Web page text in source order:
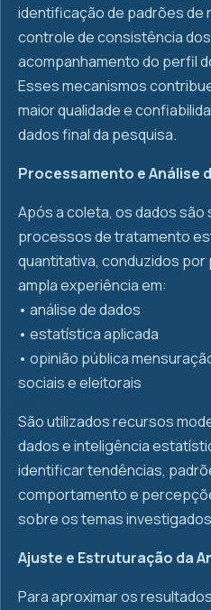
identificação de padrões de
controle de consistência
acompanhamento do perfil
Esses mecanismos
maior qualidade e
dados final da pesquisa.
Processamento e Análise
Após a coleta, os dados são
processos de tratamento
quantitativa, conduzidos
ampla experiência em:
•⁠ ⁠análise de dados
•⁠ ⁠⁠estatística aplicada
•⁠ ⁠⁠opinião pública
sociais e eleitorais
São utilizados recursos
dados e inteligência
identificar tendências,
comportamento e
sobre os temas
Ajuste e Estruturação da
Para aproximar os